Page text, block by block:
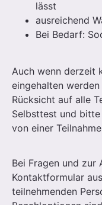
lässt
ausreichend
Bei Bedarf:
Auch wenn derzeit
eingehalten
Rücksicht auf alle
Selbsttest und
von einer
Bei Fragen und zur
Kontaktformular
teilnehmenden